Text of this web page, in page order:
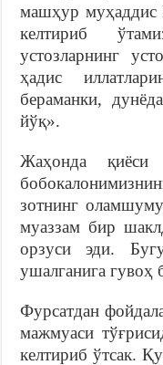
машҳур
келтириб
устозларнинг
ҳадис
бераманки,
йўқ».
Жаҳонда
зотнинг
муаззам бир
орзуси эди.
ушалганига гувоҳ
Фурсатдан
мажмуаси
келтириб ўтсак.